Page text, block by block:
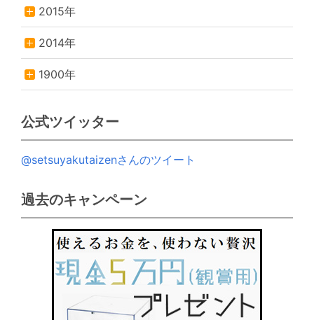
2015年
2014年
1900年
公式ツイッター
@setsuyakutaizenさんのツイート
過去のキャンペーン